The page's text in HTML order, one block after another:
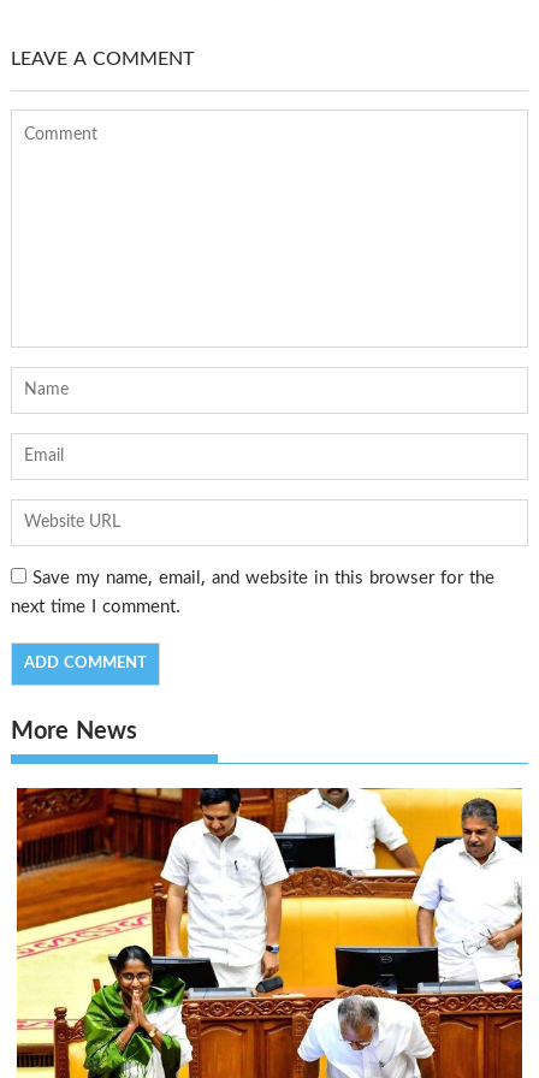
LEAVE A COMMENT
Save my name, email, and website in this browser for the
next time I comment.
More News